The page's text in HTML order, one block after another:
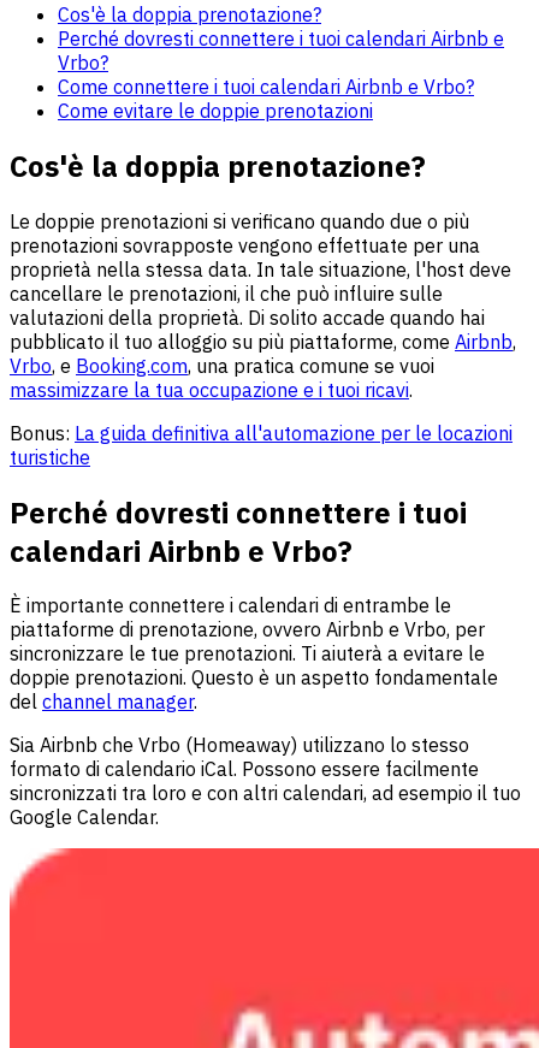
Cos'è la doppia prenotazione?
Perché dovresti connettere i tuoi calendari Airbnb e
Vrbo?
Come connettere i tuoi calendari Airbnb e Vrbo?
Come evitare le doppie prenotazioni
Cos'è la doppia prenotazione?
Le doppie prenotazioni si verificano quando due o più
prenotazioni sovrapposte vengono effettuate per una
proprietà nella stessa data. In tale situazione, l'host deve
cancellare le prenotazioni, il che può influire sulle
valutazioni della proprietà. Di solito accade quando hai
pubblicato il tuo alloggio su più piattaforme, come Airbnb,
Vrbo, e Booking.com, una pratica comune se vuoi
massimizzare la tua occupazione e i tuoi ricavi.
Bonus: La guida definitiva all'automazione per le locazioni
turistiche
Perché dovresti connettere i tuoi
calendari Airbnb e Vrbo?
È importante connettere i calendari di entrambe le
piattaforme di prenotazione, ovvero Airbnb e Vrbo, per
sincronizzare le tue prenotazioni. Ti aiuterà a evitare le
doppie prenotazioni. Questo è un aspetto fondamentale
del channel manager.
Sia Airbnb che Vrbo (Homeaway) utilizzano lo stesso
formato di calendario iCal. Possono essere facilmente
sincronizzati tra loro e con altri calendari, ad esempio il tuo
Google Calendar.